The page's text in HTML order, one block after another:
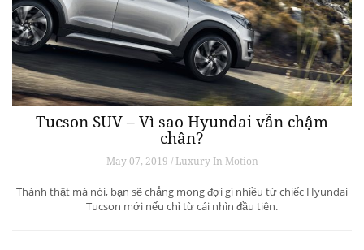
Tucson SUV – Vì sao Hyundai vẫn chậm
chân?
May 07, 2019 / Luxury In Motion
Thành thật mà nói, bạn sẽ chẳng mong đợi gì nhiều từ chiếc Hyundai
Tucson mới nếu chỉ từ cái nhìn đầu tiên.